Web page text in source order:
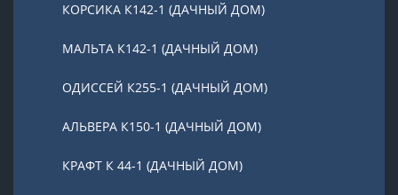
КОРСИКА К142-1 (ДАЧНЫЙ ДОМ)
МАЛЬТА К142-1 (ДАЧНЫЙ ДОМ)
ОДИССЕЙ К255-1 (ДАЧНЫЙ ДОМ)
АЛЬВЕРА К150-1 (ДАЧНЫЙ ДОМ)
КРАФТ К 44-1 (ДАЧНЫЙ ДОМ)